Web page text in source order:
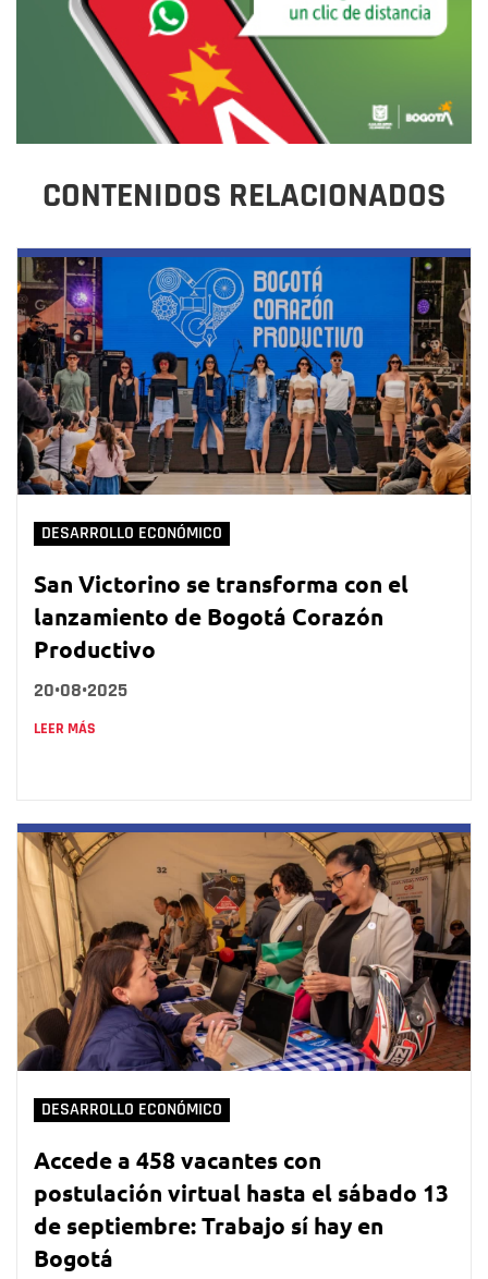
CONTENIDOS RELACIONADOS
DESARROLLO ECONÓMICO
San Victorino se transforma con el
lanzamiento de Bogotá Corazón
Productivo
20•08•2025
LEER MÁS
DESARROLLO ECONÓMICO
Accede a 458 vacantes con
postulación virtual hasta el sábado 13
de septiembre: Trabajo sí hay en
Bogotá